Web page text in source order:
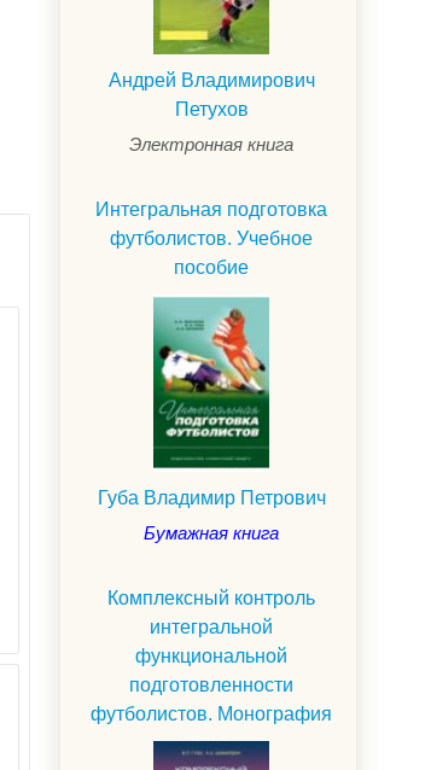
Андрей Владимирович
Петухов
Электронная книга
Интегральная подготовка
футболистов. Учебное
пособие
Губа Владимир Петрович
Бумажная книга
Комплексный контроль
интегральной
функциональной
подготовленности
футболистов. Монография